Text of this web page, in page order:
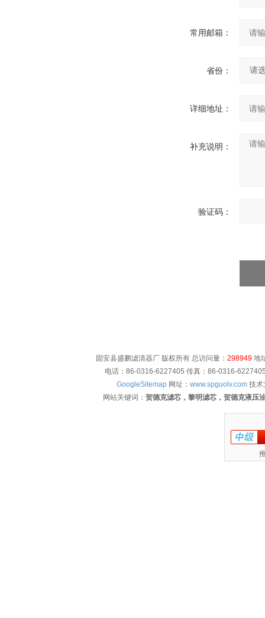
常用邮箱：
省份：
详细地址：
补充说明：
验证码：
固安县盛鹏滤清器厂 版权所有 总访问量： 298949地
电话：86-0316-6227405 传真：86-0316-
GoogleSitemap 网址： www.spguolv.com 技术
网站关键词： 贺德克滤芯，黎明滤芯，贺德克液压